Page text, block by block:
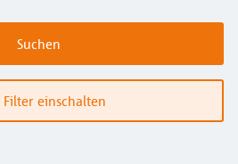
Suchen
Filter einschalten